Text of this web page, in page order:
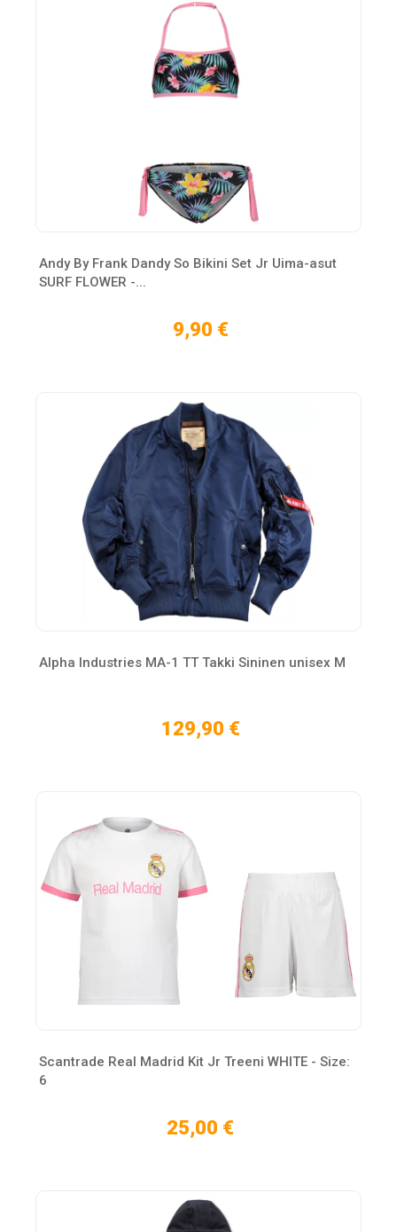
Andy By Frank Dandy So Bikini Set Jr Uima-asut
SURF FLOWER -...
9,90 €
Alpha Industries MA-1 TT Takki Sininen unisex M
129,90 €
Scantrade Real Madrid Kit Jr Treeni WHITE - Size:
6
25,00 €